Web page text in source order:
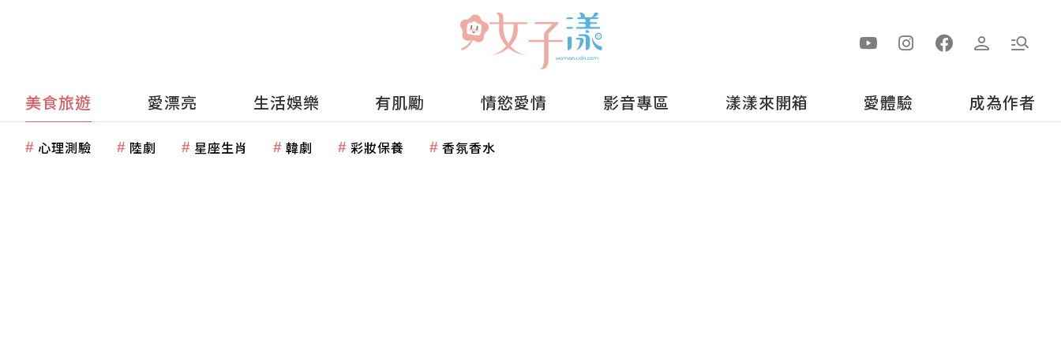
美食旅遊 愛漂亮 生活娛樂 有肌勵 情慾愛情 影音專區 漾漾來開箱 愛體驗 成為作者
心理測驗 陸劇 星座生肖 韓劇 彩妝保養 香氛香水